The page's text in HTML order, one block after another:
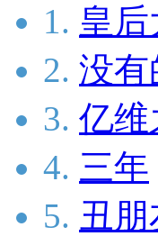
1. 皇
2. 没有
3. 亿维
4. 三年
5. 丑朋